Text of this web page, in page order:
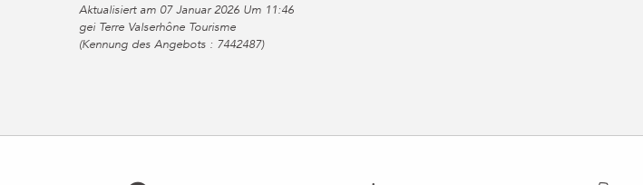
Aktualisiert am 07 Januar 2026 Um 11:46
gei Terre Valserhône Tourisme
(Kennung des Angebots : 7442487)